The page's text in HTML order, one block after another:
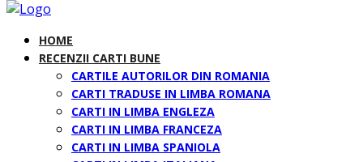
HOME
RECENZII CARTI BUNE
CARTILE AUTORILOR DIN ROMANIA
CARTI TRADUSE IN LIMBA ROMANA
CARTI IN LIMBA ENGLEZA
CARTI IN LIMBA FRANCEZA
CARTI IN LIMBA SPANIOLA